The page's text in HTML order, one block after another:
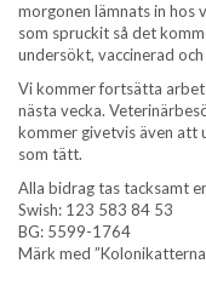
morgonen lämnats in hos
som spruckit så det
undersökt, vaccinerad
Vi kommer fortsätta
nästa vecka.
kommer givetvis även
som tätt.
Alla bidrag tas tacksamt
Swish: 123 583 84 53
BG: 5599-1764
Märk med